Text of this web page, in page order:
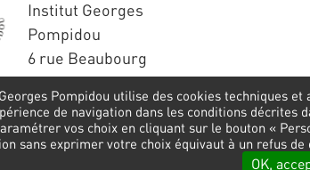
Institut Georges
Pompidou
6 rue Beaubourg
75004 Paris
Tél. : 01 44 78 41 22
Pompidou utilise des cookies techniques
de navigation dans les conditions décrites
vos choix en cliquant sur le bouton «
sans exprimer votre choix équivaut à un refus de
OK,